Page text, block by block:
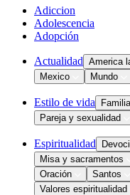
Adiccion
Adolescencia
Adopción
Actualidad America
Mexico
Mundo
Estilo de vida Familia
Pareja y sexualidad
Espiritualidad
Misa y sacramentos
Oración
Santos
Valores espiritualidad